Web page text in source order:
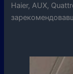
Haier, AUX,